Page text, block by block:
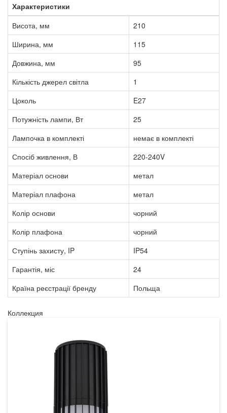
Характеристики
Висота, мм
210
Ширина, мм
115
Довжина, мм
95
Кількість джерел світла
1
Цоколь
E27
Потужність лампи, Вт
25
Лампочка в комплекті
немає в комплекті
Спосіб живлення, В
220-240V
Матеріал основи
метал
Матеріал плафона
метал
Колір основи
чорний
Колір плафона
чорний
Ступінь захисту, IP
IP54
Гарантія, міс
24
Країна реєстрації бренду
Польща
Коллекция